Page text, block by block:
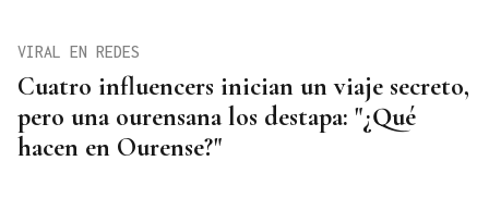
Cuatro influencers inician un viaje secreto,
pero una ourensana los destapa: "¿Qué
hacen en Ourense?"
VIRAL EN REDES